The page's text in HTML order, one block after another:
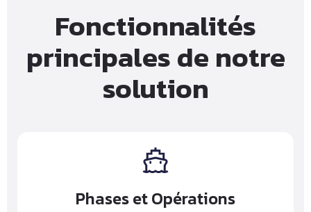
Fonctionnalités
principales de notre
solution
Phases et Opérations